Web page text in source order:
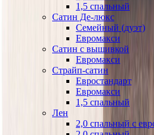
1,5 спальный
Сатин Де-люкс
Семейный (дуэт)
Евромакси
Сатин с вышивкой
Евромакси
Страйп-сатин
Евростандарт
Евромакси
1,5 спальный
Лен
2,0 спальный с